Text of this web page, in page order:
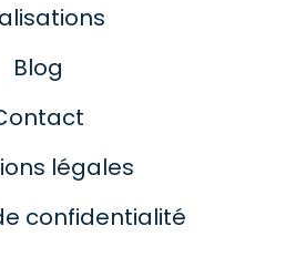
Blog
légales
confidentialité